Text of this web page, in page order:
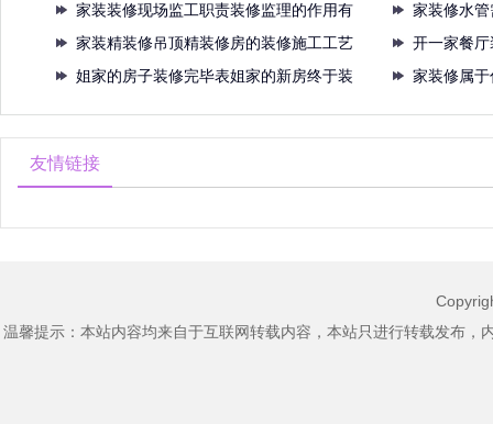
什么家装装修现场监工职责装修监理的作用有
哪些
家装修水
怎么
家装精装修吊顶精装修房的装修施工工艺
吊顶
开一家餐
都是
姐家的房子装修完毕表姐家的新房终于装
家装修属
友情链接
温馨提示：本站内容均来自于互联网转载内容，本站只进行转载发布